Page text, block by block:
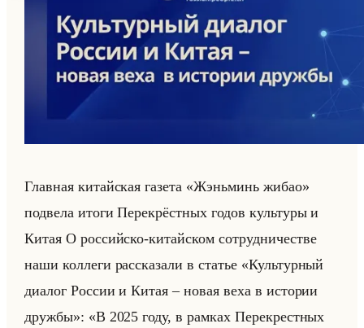
Глав­ная ки­тайская га­зе­та «Жэньминь жибао»
под­ве­ла итоги Пе­ре­крёст­ных годов культу­ры и
Китая О рос­сийско-ки­тайском со­труд­ни­че­стве
наши кол­ле­ги рас­ска­за­ли в ста­тье «Культурный
диалог России и Китая – новая веха в истории
дружбы»: «В 2025 году, в рамках Перекрестных